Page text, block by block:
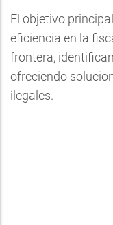
El objetivo
eficiencia en la
frontera,
ofreciendo
ilegales.